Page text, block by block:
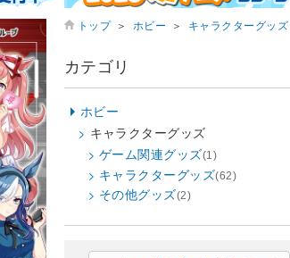
トップ ＞ ホビー ＞ キャラクターグッズ
カテゴリ
ホビー
キャラクターグッズ
ゲーム関連グッズ(1)
キャラクターグッズ(62)
その他グッズ(2)